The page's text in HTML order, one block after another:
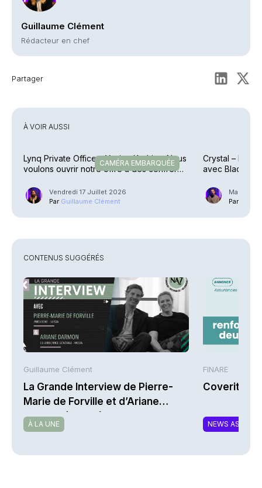
Guillaume Clément
Rédacteur en chef
Partager
À VOIR AUSSI
CAMÉRA EMBARQUÉE
Lynq Private Office – Yacine Kadri : « Nous
voulons ouvrir notre offre à des confrères
Vendredi 17 Juillet 2026
Par Guillaume Clément
Crystal –
avec
Mardi 24
Par
CONTENUS SUGGÉRÉS
Guillaume Clément
La Grande Interview de Pierre-
Marie de Forville et d’Ariane
Darmon (Ivesta)
À LA UNE
FINARE
Coverity
NEWS